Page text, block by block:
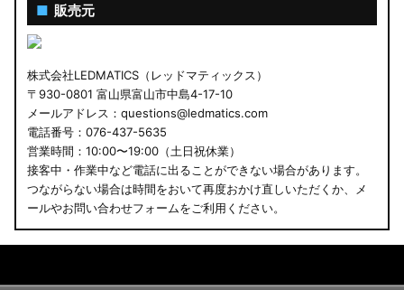
■ 販売元
株式会社LEDMATICS（レッドマティックス）
〒930-0801 富山県富山市中島4-17-10
メールアドレス：questions@ledmatics.com
電話番号：076-437-5635
営業時間：10:00〜19:00（土日祝休業）
接客中・作業中など電話に出ることができない場合があります。
つながらない場合は時間をおいて再度おかけ直しいただくか、メ
ールやお問い合わせフォームをご利用ください。